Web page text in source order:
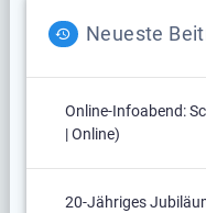
Neueste
Online-Infoabend:
| Online)
20-Jähriges